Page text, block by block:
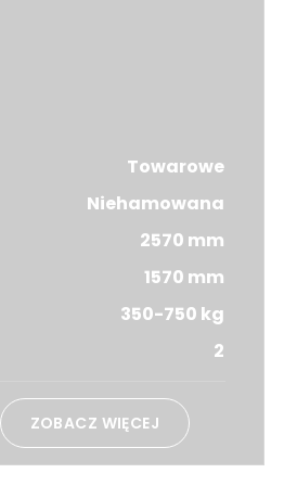
Towarowe
Niehamowana
2570 mm
1570 mm
350-750 kg
2
ZOBACZ WIĘCEJ